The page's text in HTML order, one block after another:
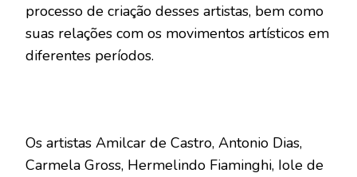
processo de criação desses artistas, bem como
suas relações com os movimentos artísticos em
diferentes períodos.
Os artistas Amilcar de Castro, Antonio Dias,
Carmela Gross, Hermelindo Fiaminghi, Iole de